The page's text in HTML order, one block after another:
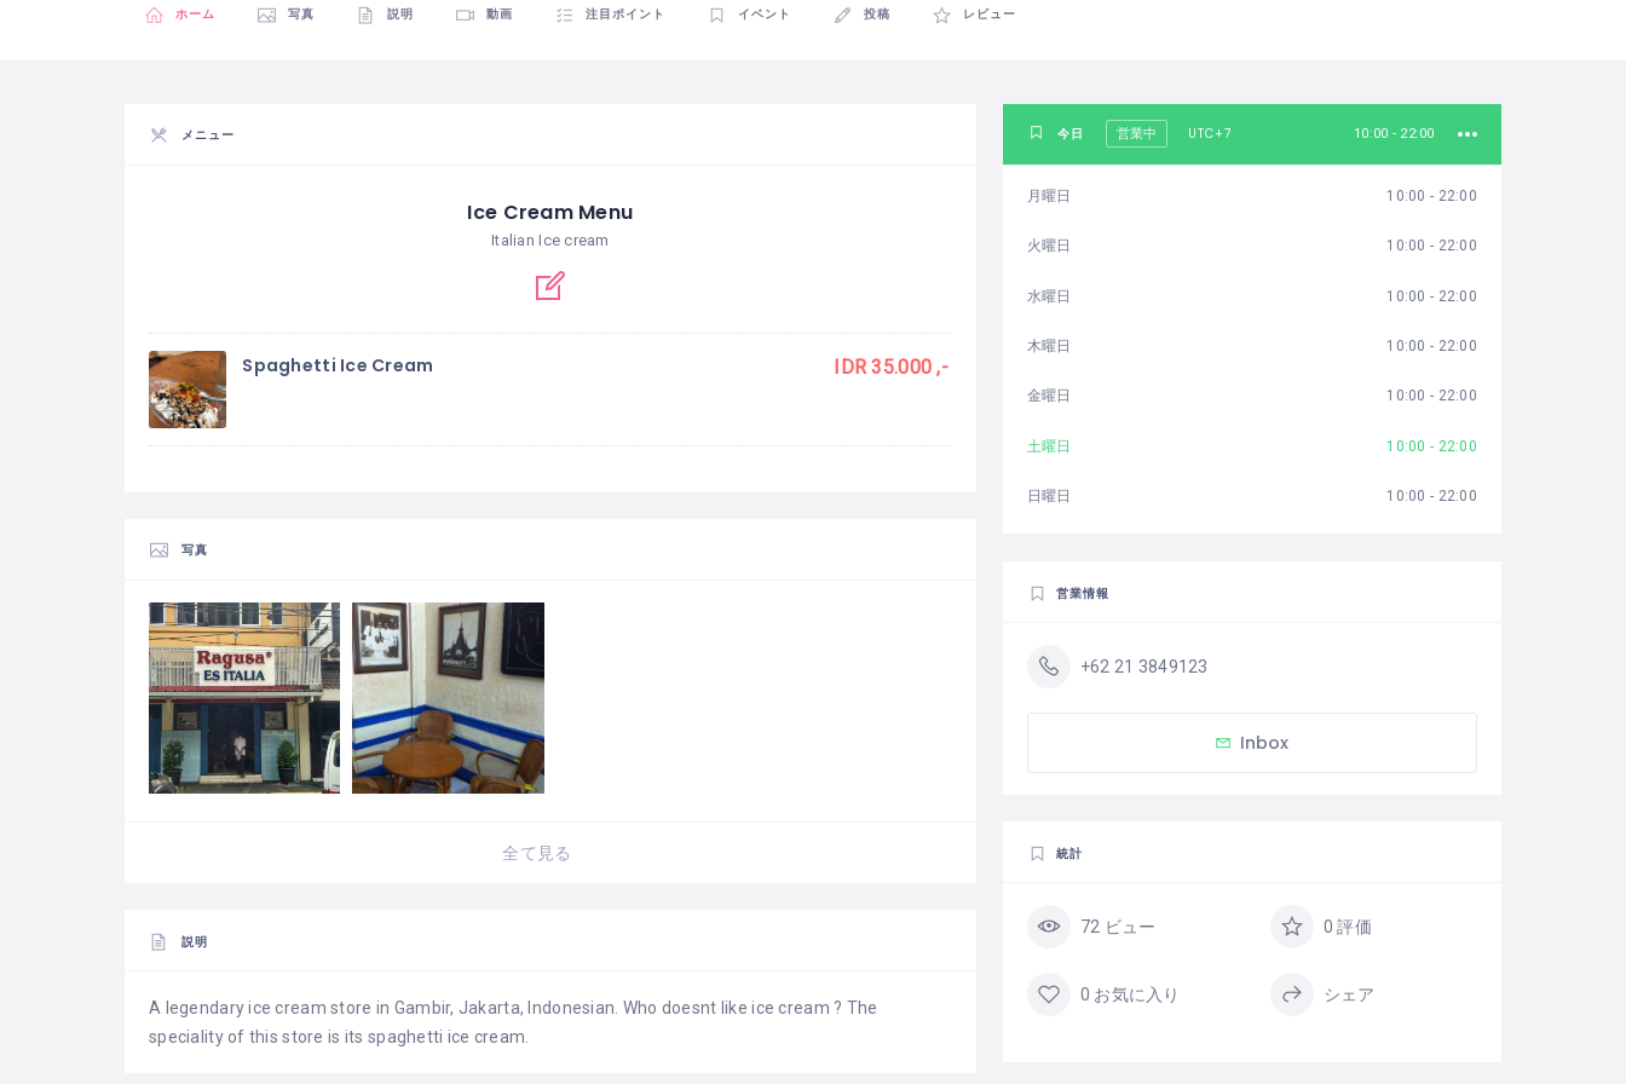
ホーム 写真 説明 動画 注目ポイント イベント 投稿 レビュー
メニュー
Ice Cream Menu
Italian Ice cream
Spaghetti Ice Cream IDR 35.000 ,-
写真
全て見る
説明
A legendary ice cream store in Gambir, Jakarta, Indonesian. Who doesnt like ice cream ? The
speciality of this store is its spaghetti ice cream.
今日 営業中 UTC+7 10:00 - 22:00
月曜日 10:00 - 22:00
火曜日 10:00 - 22:00
水曜日 10:00 - 22:00
木曜日 10:00 - 22:00
金曜日 10:00 - 22:00
土曜日 10:00 - 22:00
日曜日 10:00 - 22:00
営業情報
+62 21 3849123
Inbox
統計
72 ビュー 0 評価
0 お気に入り シェア